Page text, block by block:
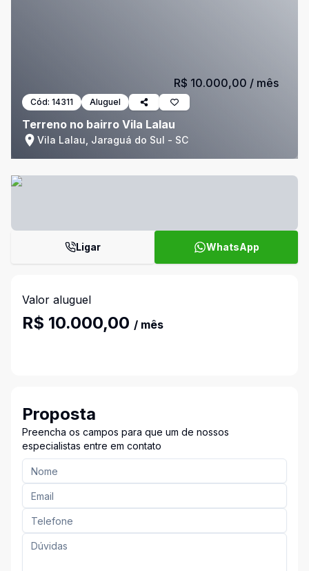
Cód: 14311 Aluguel
Terreno no bairro Vila Lalau
Vila Lalau, Jaraguá do Sul - SC
R$ 10.000,00 / mês
Ligar WhatsApp
Valor aluguel
R$ 10.000,00 / mês
Proposta
Preencha os campos para que um de nossos
especialistas entre em contato